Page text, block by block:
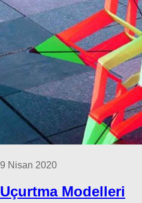
9 Nisan 2020
Uçurtma Modelleri